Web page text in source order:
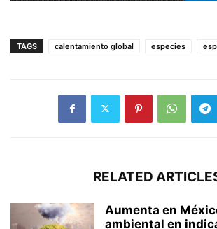
TAGS calentamiento global especies
RELATED
Aumenta en
ambiental en